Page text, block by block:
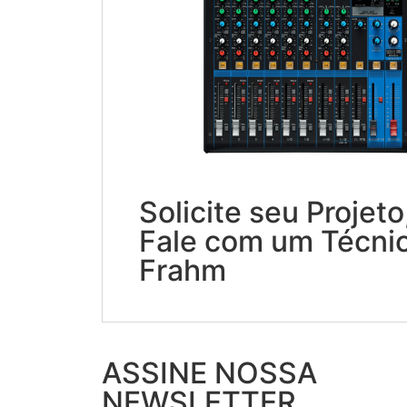
Solicite seu
Fale com um
Frahm
ASSINE NOSSA